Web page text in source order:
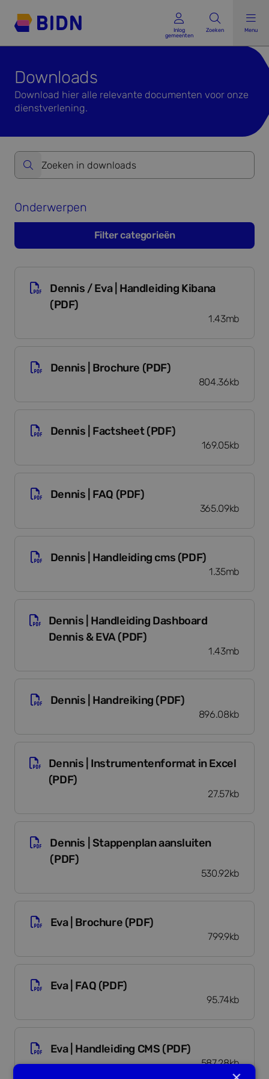
Inlog gemeenten
Inlog
gemeenten
Zoeken Menu
Downloads
Download hier alle relevante documenten voor onze
dienstverlening.
Zoeken op website formulier versturen
Onderwerpen
Filter categorieën
Dennis / Eva | Handleiding Kibana (PDF)
Dennis / Eva | Handleiding Kibana
(PDF)
1.43mb
Dennis | Brochure (PDF)
Dennis | Brochure (PDF)
804.36kb
Dennis | Factsheet (PDF)
Dennis | Factsheet (PDF)
169.05kb
Dennis | FAQ (PDF)
Dennis | FAQ (PDF)
365.09kb
Dennis | Handleiding cms (PDF)
Dennis | Handleiding cms (PDF)
1.35mb
Dennis | Handleiding Dashboard Dennis & EVA
Dennis | Handleiding Dashboard
Dennis & EVA (PDF)
1.43mb
Dennis | Handreiking (PDF)
Dennis | Handreiking (PDF)
896.08kb
Dennis | Instrumentenformat in Excel (PDF)
Dennis | Instrumentenformat in Excel
(PDF)
27.57kb
Dennis | Stappenplan aansluiten (PDF)
Dennis | Stappenplan aansluiten
(PDF)
530.92kb
Eva | Brochure (PDF)
Eva | Brochure (PDF)
799.9kb
Eva | FAQ (PDF)
Eva | FAQ (PDF)
95.74kb
Eva | Handleiding CMS (PDF)
Eva | Handleiding CMS (PDF)
587.28kb